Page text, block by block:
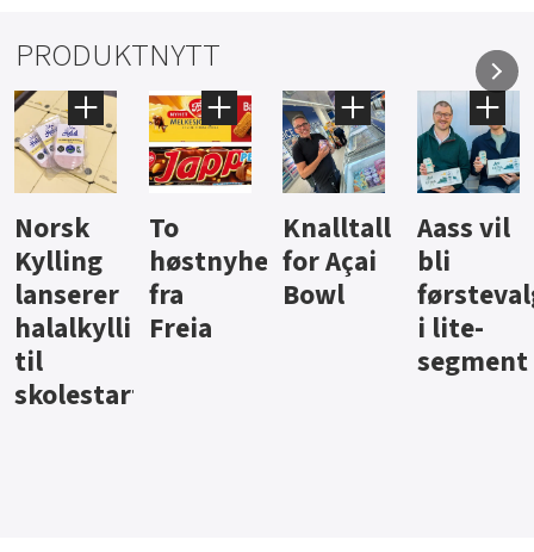
PRODUKTNYTT
Knalltall
for Açai
Bowl
Aass vil
bli
førstevalg
i lite-
Brus og
jus fra
Berentsen
Hard
iste fra
Hansa